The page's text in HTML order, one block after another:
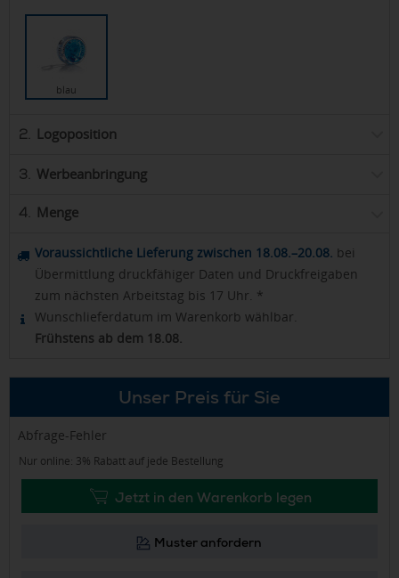
blau
2. Logoposition
3. Werbeanbringung
4. Menge
Voraussichtliche Lieferung zwischen 18.08.–20.08. bei
Übermittlung druckfähiger Daten und Druckfreigaben
zum nächsten Arbeitstag bis 17 Uhr. *
Wunschlieferdatum im Warenkorb wählbar.
Frühstens ab dem 18.08.
Unser Preis für Sie
Abfrage-Fehler
Nur online: 3% Rabatt auf jede Bestellung
Jetzt in den Warenkorb legen
Muster anfordern